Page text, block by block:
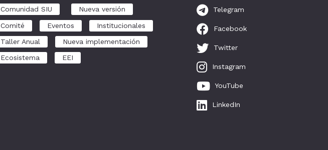
Comunidad SIU Nueva versión
Comité Eventos
Institucionales
Taller Anual
Nueva implementación
Ecosistema
EEI
Telegram
Facebook
Twitter
Instagram
YouTube
LinkedIn